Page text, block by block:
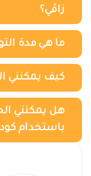
زاڤي؟
ما هي مدة
كيف يمكنني
هل يمكنني
باستخدام